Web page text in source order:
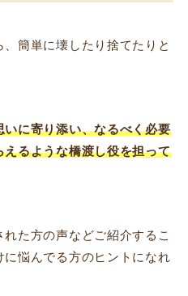
簡単に壊したり捨てたりと
に寄り添い、なるべく必要
るような橋渡し役を担って
た方の声などご紹介するこ
悩んでる方のヒントになれ